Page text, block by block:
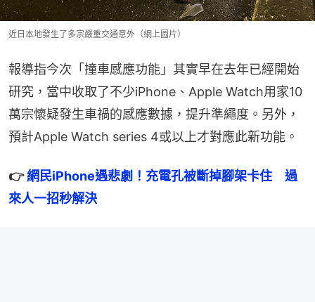
近日本地發生了多宗嚴重交通意外（網上圖片）
報導指今次「撞車感應功能」其實早在去年已經開始
研究，當中收取了不少iPhone、Apple Watch用家10
萬宗懷疑發生車禍的感應數據，提升準繩度。另外，
預計Apple Watch series 4或以上才對應此新功能。
👉 網民iPhone遇悲劇！充電孔被斷掉腳架卡住　過
來人一招秒解決